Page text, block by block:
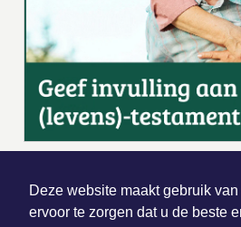
Deze website maakt gebruik
ervoor te zorgen dat u de beste